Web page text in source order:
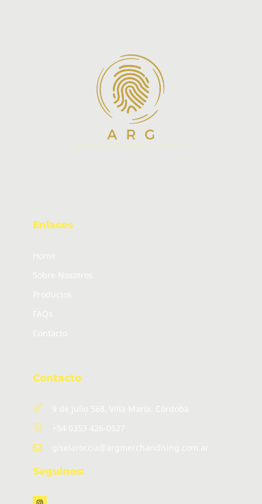
Enlaces
Home
Sobre Nosotros
Productos
FAQs
Contacto
Contacto
9 de julio 568, Villa María. Córdoba
+54 0353 426-0527
giselaroccia@argmerchandising.com.ar
Seguinos:
I